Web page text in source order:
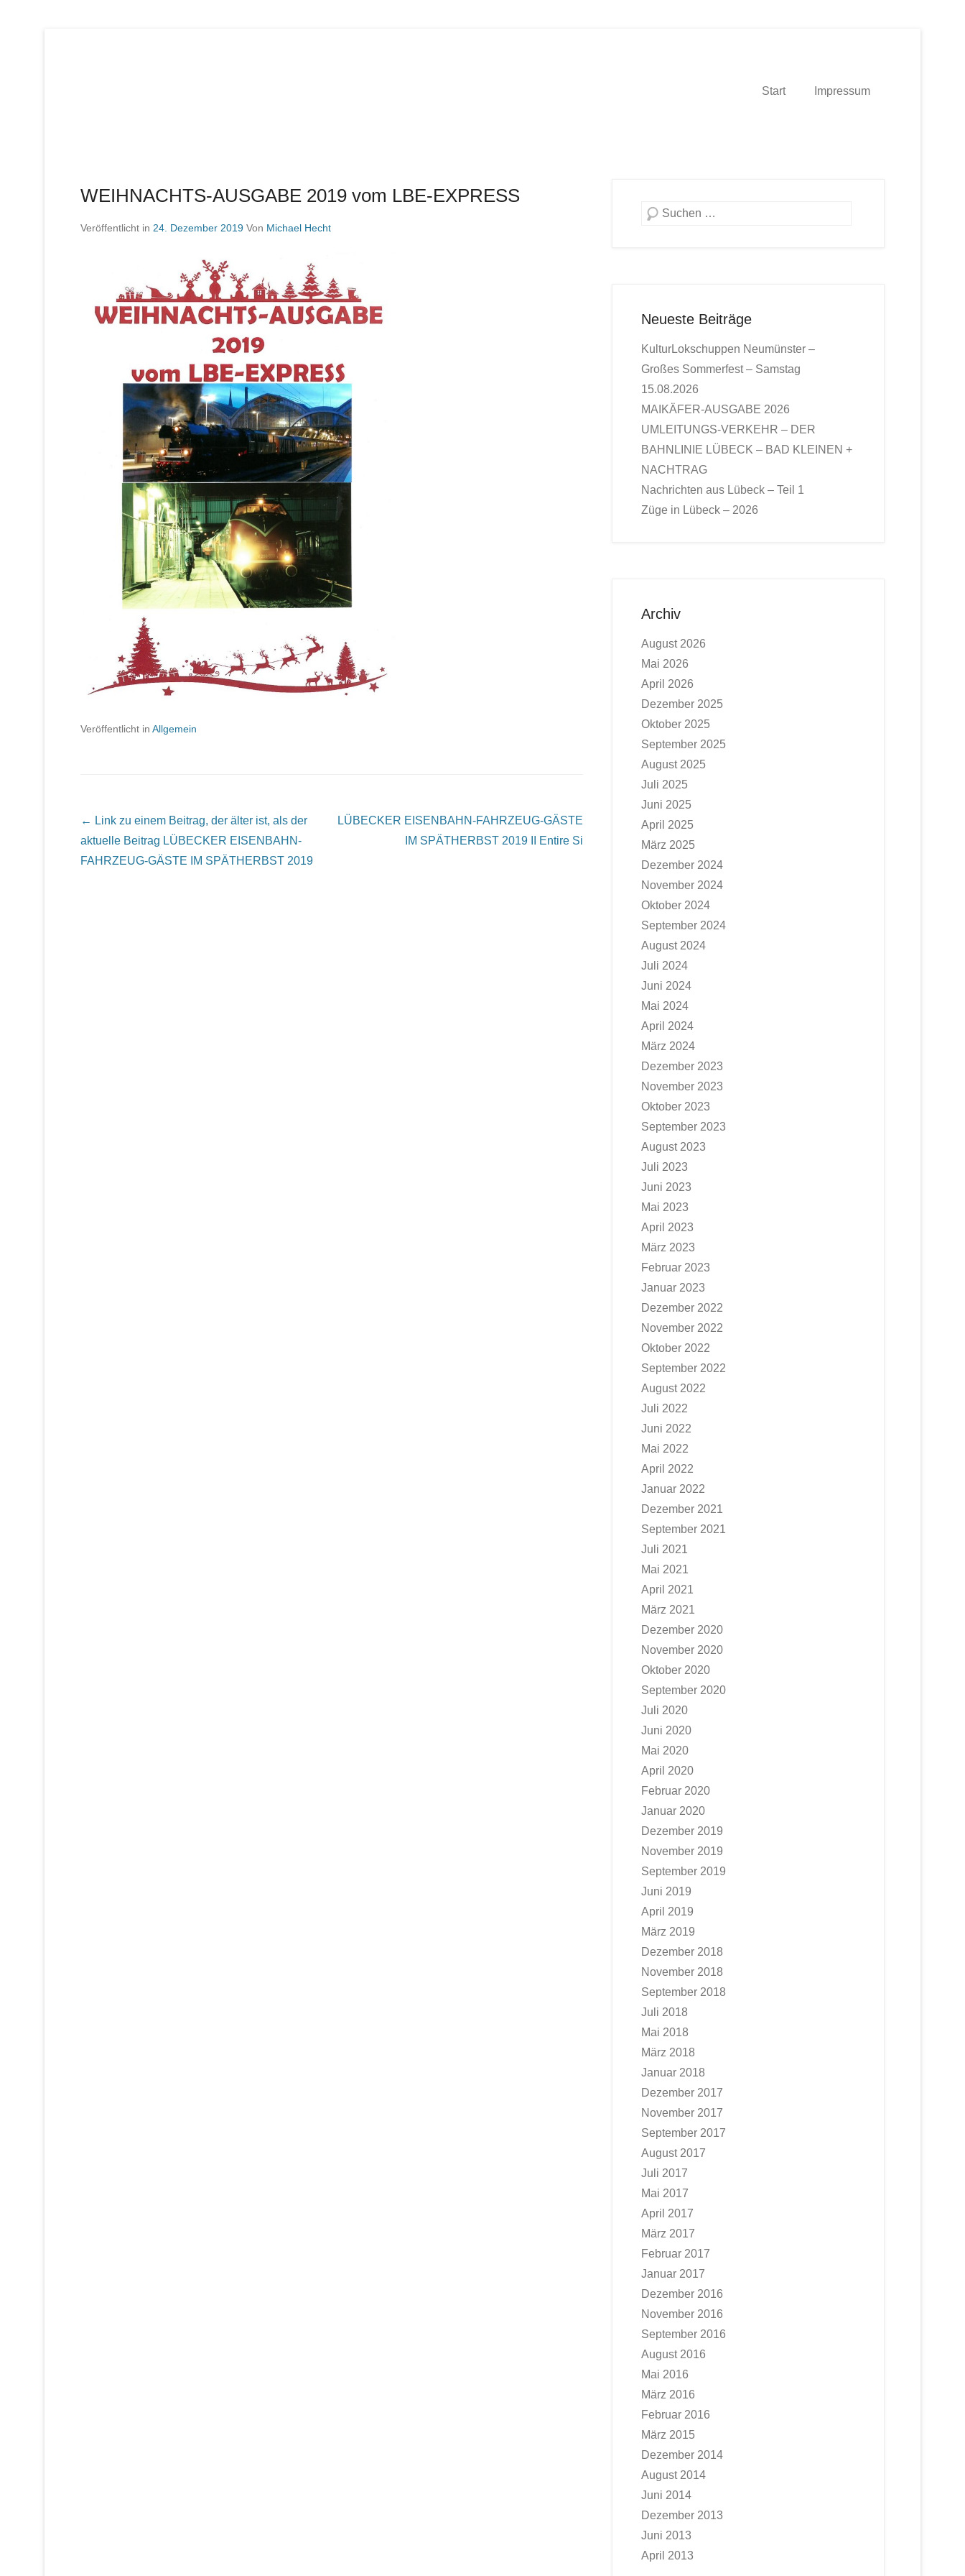
Start Impressum
WEIHNACHTS-AUSGABE 2019 vom LBE-EXPRESS
Veröffentlicht in 24. Dezember 2019 Von Michael Hecht
Veröffentlicht in Allgemein
Beitrags Übersicht
← Link zu einem Beitrag, der älter ist, als der
aktuelle Beitrag LÜBECKER EISENBAHN-
FAHRZEUG-GÄSTE IM SPÄTHERBST 2019
LÜBECKER EISENBAHN-FAHRZEUG-GÄSTE
IM SPÄTHERBST 2019 II
Entire Si
Suche
Neueste Beiträge
KulturLokschuppen Neumünster –
Großes Sommerfest – Samstag
15.08.2026
MAIKÄFER-AUSGABE 2026
UMLEITUNGS-VERKEHR – DER
BAHNLINIE LÜBECK – BAD KLEINEN +
NACHTRAG
Nachrichten aus Lübeck – Teil 1
Züge in Lübeck – 2026
Archiv
August 2026
Mai 2026
April 2026
Dezember 2025
Oktober 2025
September 2025
August 2025
Juli 2025
Juni 2025
April 2025
März 2025
Dezember 2024
November 2024
Oktober 2024
September 2024
August 2024
Juli 2024
Juni 2024
Mai 2024
April 2024
März 2024
Dezember 2023
November 2023
Oktober 2023
September 2023
August 2023
Juli 2023
Juni 2023
Mai 2023
April 2023
März 2023
Februar 2023
Januar 2023
Dezember 2022
November 2022
Oktober 2022
September 2022
August 2022
Juli 2022
Juni 2022
Mai 2022
April 2022
Januar 2022
Dezember 2021
September 2021
Juli 2021
Mai 2021
April 2021
März 2021
Dezember 2020
November 2020
Oktober 2020
September 2020
Juli 2020
Juni 2020
Mai 2020
April 2020
Februar 2020
Januar 2020
Dezember 2019
November 2019
September 2019
Juni 2019
April 2019
März 2019
Dezember 2018
November 2018
September 2018
Juli 2018
Mai 2018
März 2018
Januar 2018
Dezember 2017
November 2017
September 2017
August 2017
Juli 2017
Mai 2017
April 2017
März 2017
Februar 2017
Januar 2017
Dezember 2016
November 2016
September 2016
August 2016
Mai 2016
März 2016
Februar 2016
März 2015
Dezember 2014
August 2014
Juni 2014
Dezember 2013
Juni 2013
April 2013